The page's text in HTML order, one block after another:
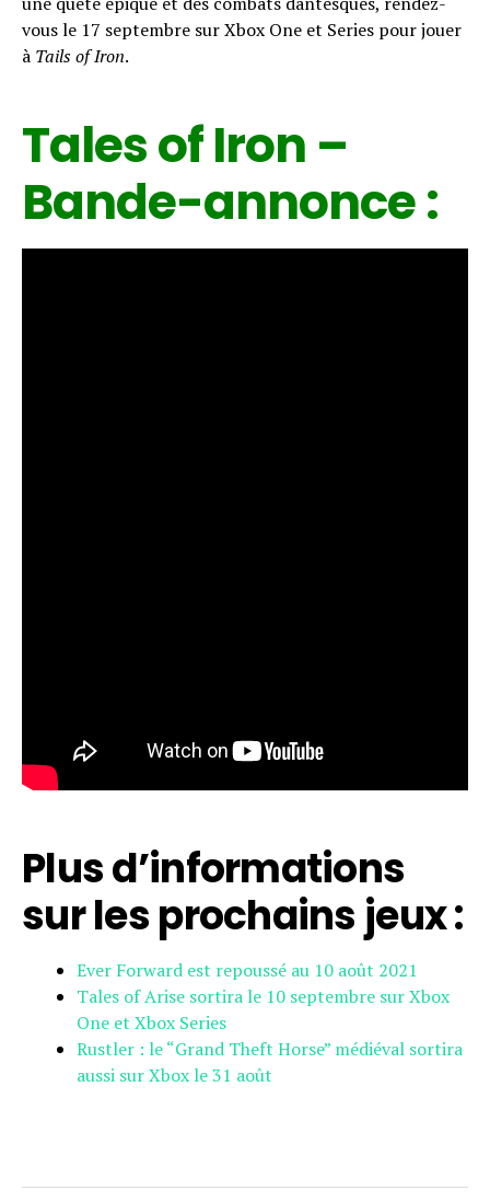
vous le 17 septembre sur Xbox One et Series pour jouer
à Tails of Iron.
Tales of Iron –
Bande-annonce :
Plus d’informations
sur les prochains jeux :
Ever Forward est repoussé au 10 août 2021
Tales of Arise sortira le 10 septembre sur Xbox
One et Xbox Series
Rustler : le “Grand Theft Horse” médiéval sortira
aussi sur Xbox le 31 août